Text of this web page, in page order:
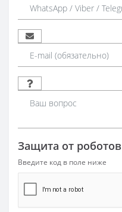
Защита от роботов
Введите код в поле ниже